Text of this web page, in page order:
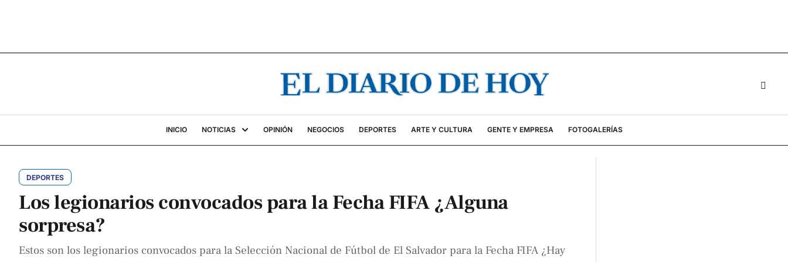
INICIO NOTICIAS OPINIÓN NEGOCIOS DEPORTES ARTE Y CULTURA GENTE Y EMPRESA FOTOGALERÍAS
DEPORTES
Los legionarios convocados para la Fecha FIFA ¿Alguna
sorpresa?
Estos son los legionarios convocados para la Selección Nacional de Fútbol de El Salvador para la Fecha FIFA ¿Hay